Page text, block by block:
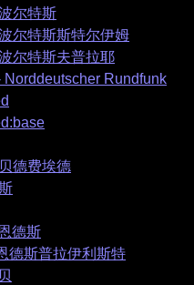
尔特斯
尔特斯斯特尔伊姆
尔特斯夫普拉耶
Norddeutscher Rundfunk
德费埃德
德斯
德斯普拉伊利斯特